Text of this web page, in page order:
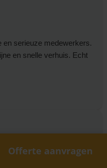
en serieuze medewerkers.
en snelle verhuis. Echt
Offerte aanvragen